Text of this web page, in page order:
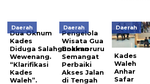
Daerah
Dua Oknum
Kades
Diduga Salahgunakan
Wewenang.
“Klarifikasi
Kades
Waleh”.
Daerah
Pengelola
Wisata Gua
Bokimoruru
Semangat
Perbaiki
Akses Jalan
di Tengah
Daerah
Kades
Waleh
Anhar
Safar